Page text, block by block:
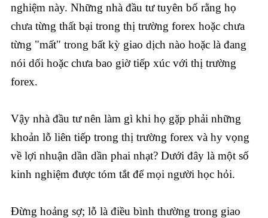
nghiệm này. Những nhà đầu tư tuyên bố rằng họ
chưa từng thất bại trong thị trường forex hoặc chưa
từng "mất" trong bất kỳ giao dịch nào hoặc là đang
nói dối hoặc chưa bao giờ tiếp xúc với thị trường
forex.
Vậy nhà đầu tư nên làm gì khi họ gặp phải những
khoản lỗ liên tiếp trong thị trường forex và hy vọng
về lợi nhuận dần dần phai nhạt? Dưới đây là một số
kinh nghiệm được tóm tắt để mọi người học hỏi.
Đừng hoảng sợ; lỗ là điều bình thường trong giao